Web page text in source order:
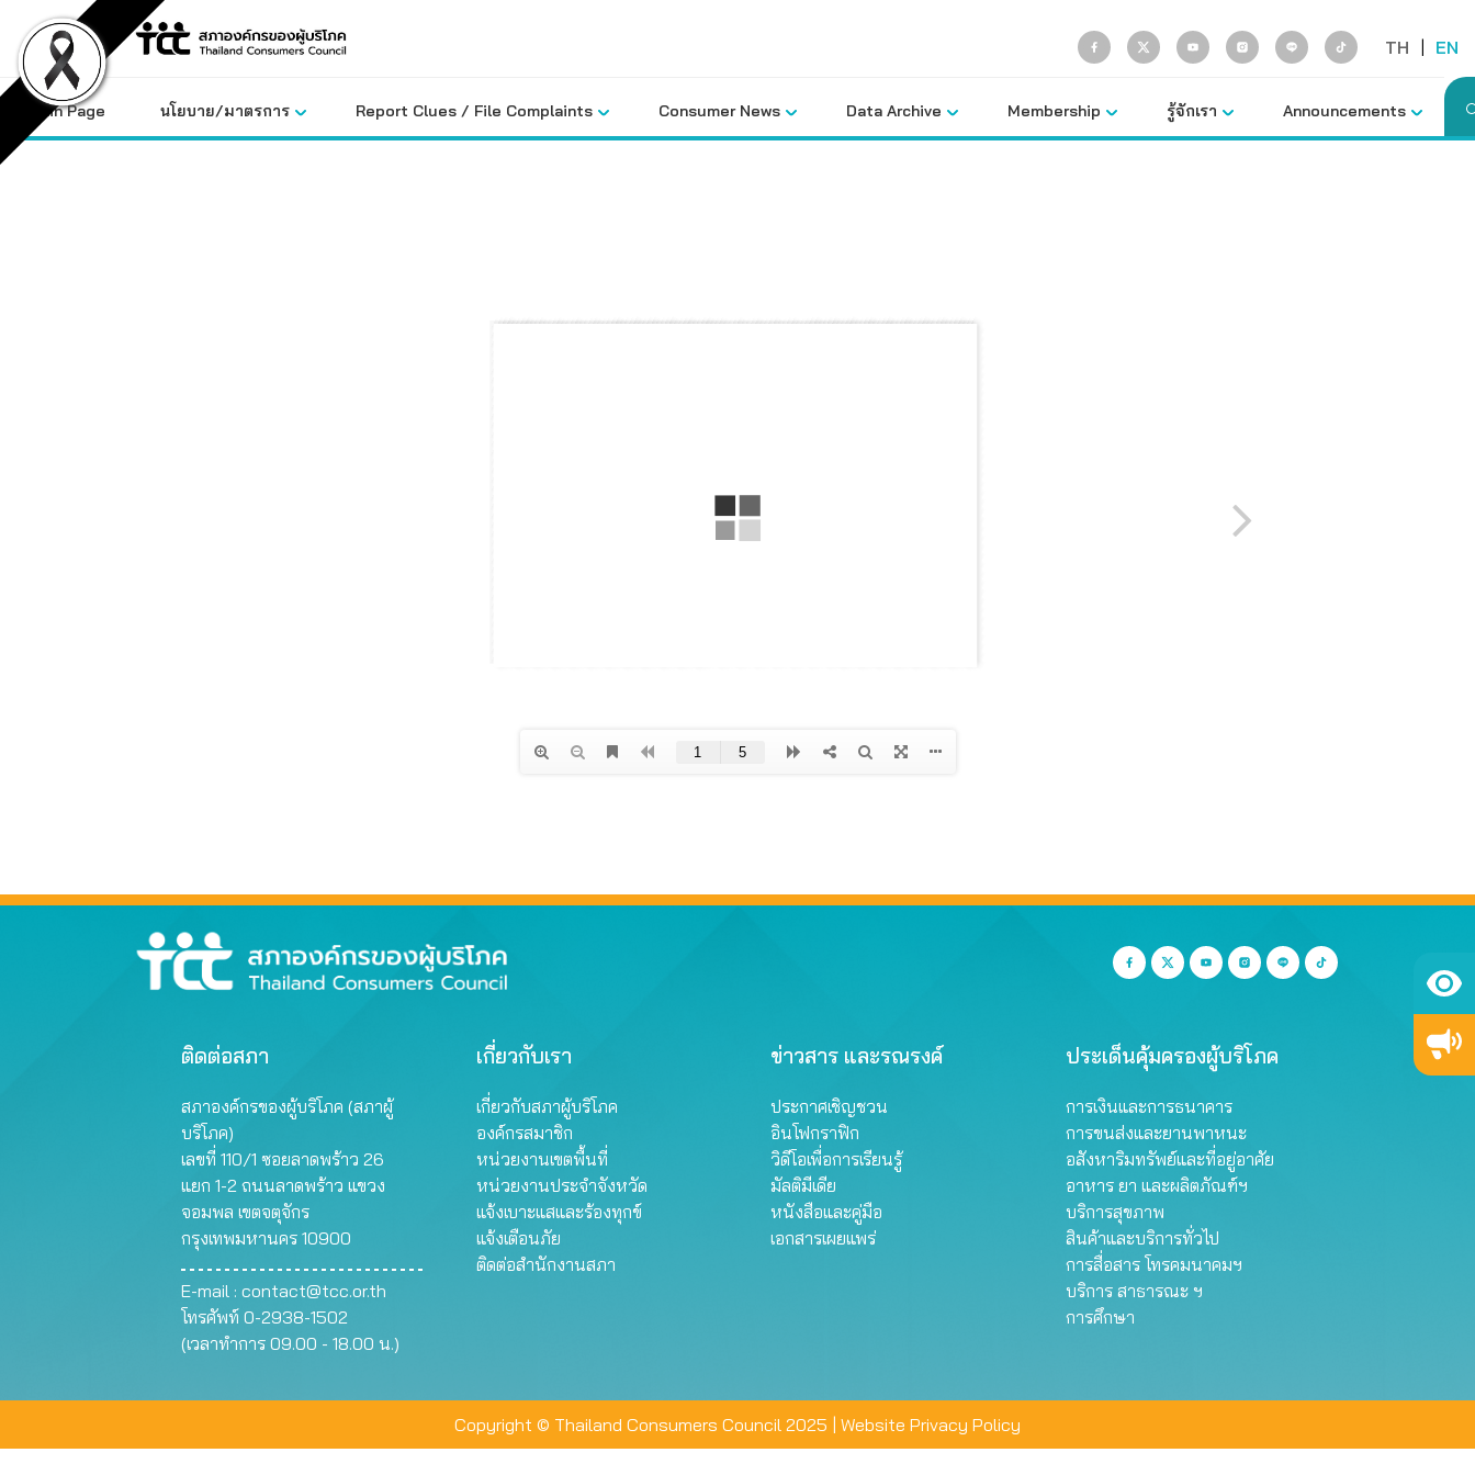
content
TH | EN
Main Page นโยบาย/มาตรการ Report Clues / File Complaints Consumer News Data Archive Membership รู้จักเรา Announcements
ติดต่อสภา
สภาองค์กรของผู้บริโภค (สภาผู้
บริโภค)
เลขที่ 110/1 ซอยลาดพร้าว 26
แยก 1-2 ถนนลาดพร้าว แขวง
จอมพล เขตจตุจักร
กรุงเทพมหานคร 10900
E-mail : contact@tcc.or.th
โทรศัพท์ 0-2938-1502
(เวลาทำการ 09.00 - 18.00 น.)
เกี่ยวกับเรา
เกี่ยวกับสภาผู้บริโภค
องค์กรสมาชิก
หน่วยงานเขตพื้นที่
หน่วยงานประจำจังหวัด
แจ้งเบาะแสและร้องทุกข์
แจ้งเตือนภัย
ติดต่อสำนักงานสภา
ข่าวสาร และรณรงค์
ประกาศเชิญชวน
อินโฟกราฟิก
วิดีโอเพื่อการเรียนรู้
มัลติมีเดีย
หนังสือและคู่มือ
เอกสารเผยแพร่
ประเด็นคุ้มครองผู้บริโภค
การเงินและการธนาคาร
การขนส่งและยานพาหนะ
อสังหาริมทรัพย์และที่อยู่อาศัย
อาหาร ยา และผลิตภัณฑ์ฯ
บริการสุขภาพ
สินค้าและบริการทั่วไป
การสื่อสาร โทรคมนาคมฯ
บริการ สาธารณะ ฯ
การศึกษา
Copyright © Thailand Consumers Council 2025 | Website Privacy Policy